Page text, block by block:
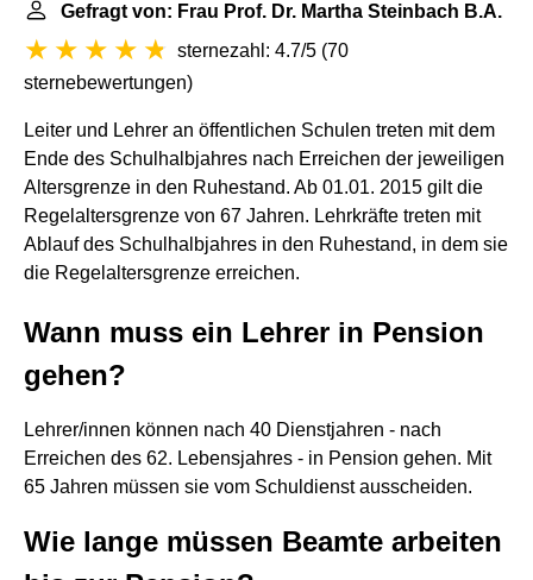
Gefragt von: Frau Prof. Dr. Martha Steinbach B.A.
sternezahl: 4.7/5 (70
sternebewertungen)
Leiter und Lehrer an öffentlichen Schulen treten mit dem
Ende des Schulhalbjahres nach Erreichen der jeweiligen
Altersgrenze in den Ruhestand. Ab 01.01. 2015 gilt die
Regelaltersgrenze von 67 Jahren. Lehrkräfte treten mit
Ablauf des Schulhalbjahres in den Ruhestand, in dem sie
die Regelaltersgrenze erreichen.
Wann muss ein Lehrer in Pension
gehen?
Lehrer/innen können nach 40 Dienstjahren - nach
Erreichen des 62. Lebensjahres - in Pension gehen. Mit
65 Jahren müssen sie vom Schuldienst ausscheiden.
Wie lange müssen Beamte arbeiten